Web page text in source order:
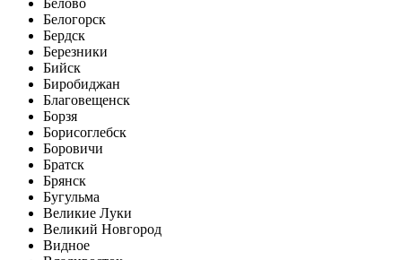
Белогорск
Бердск
Березники
Бийск
Биробиджан
Благовещенск
Борзя
Борисоглебск
Боровичи
Братск
Брянск
Бугульма
Великие Луки
Великий Новгород
Видное